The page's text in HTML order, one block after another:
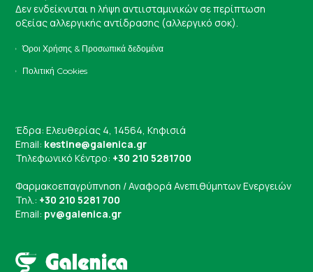
Δεν ενδείκνυται η λήψη αντιισταμινικών σε περίπτωση
οξείας αλλεργικής αντίδρασης (αλλεργικό σοκ).
Όροι Χρήσης & Προσωπικά δεδομένα
Πολιτική Cookies
Έδρα: Ελευθερίας 4, 14564, Κηφισιά
Email: kestine@galenica.gr
Τηλεφωνικό Κέντρο: +30 210 5281700
Φαρμακοεπαγρύπνηση / Αναφορά Ανεπιθύμητων Ενεργειών
Τηλ.: +30 210 5281 700
Email: pv@galenica.gr